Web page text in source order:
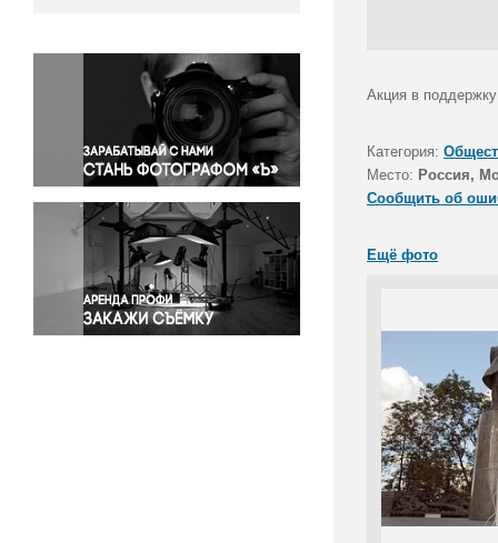
Окружающая среда
Политика
Правосудие
Происшествия и конфликты
Религия
Светская жизнь
Спорт
Экология
Экономика и бизнес
Акция в
Категория:
Место: Россия,
Сообщить об
Ещё фото